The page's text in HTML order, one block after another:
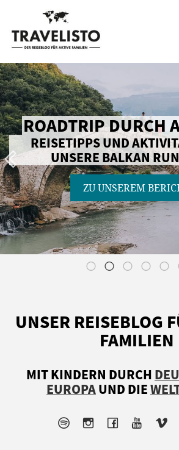
ROADTRIP DURCH
REISETIPPS UND
UNSERE BALKAN
ZU UNSEREM
UNSER REISEBLOG
FAMILIEN
MIT KINDERN DURCH
EUROPAUND DIE